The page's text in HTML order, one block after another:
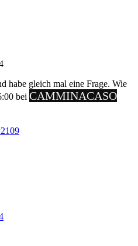
habe gleich mal eine Frage. Wie
bei CAMMINACASO